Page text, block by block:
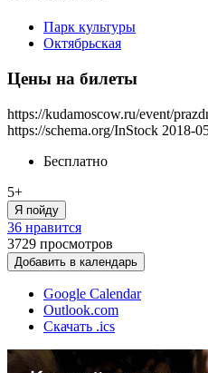
Парк культуры
Октябрьская
Цены на билеты
https://kudamoscow.ru/event/
https://schema.org/InStock 2018-
Бесплатно
5+
Я пойду
36 нравится
3729 просмотров
Добавить в календарь
Google Calendar
Outlook.com
Скачать .ics